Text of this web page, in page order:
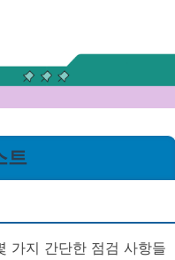
트
가지 간단한 점검 사항들